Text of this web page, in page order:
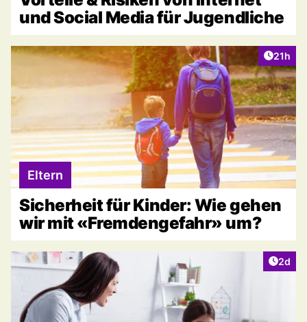
und Social Media für Jugendliche
Artikel
21h
Eltern
Sicherheit für Kinder: Wie gehen
wir mit «Fremdengefahr» um?
2d